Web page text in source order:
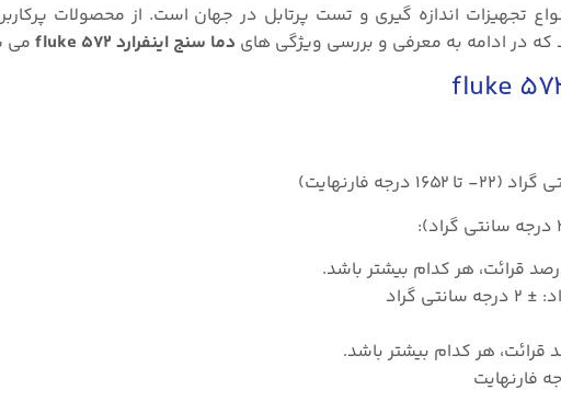
تجهیزات اندازه گیری و تست پرتابل در جهان است. از محصولات
در ادامه به معرفی و بررسی ویژگی های دما سنج اینفرارد fluke ۵۷۲ می